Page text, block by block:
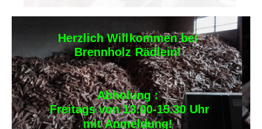
Herzlich Willkommen bei
Brennholz Rädlein!
Abholung :
Freitags von 13.00-15.30 Uhr
mit Anmeldung!